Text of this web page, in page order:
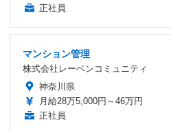
正社員
マンション管理
株式会社レーベンコミュニティ
神奈川県
月給28万5,000円～46万円
正社員